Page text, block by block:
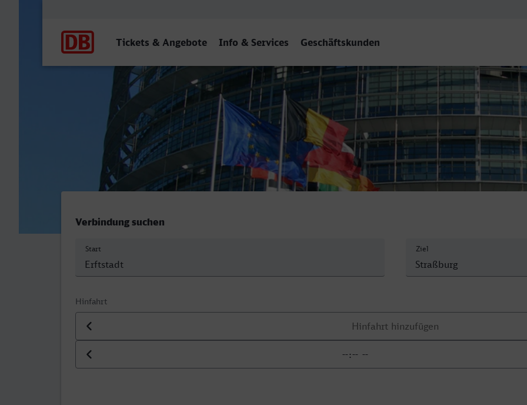
Tickets & Angebote Info & Services Geschäftskunden
Erftstadt - Strasbourg
Verbindung suchen
Start Ziel
Hinfahrt
Datum der Hinfahrt
Uhrzeit der Hinfahrt